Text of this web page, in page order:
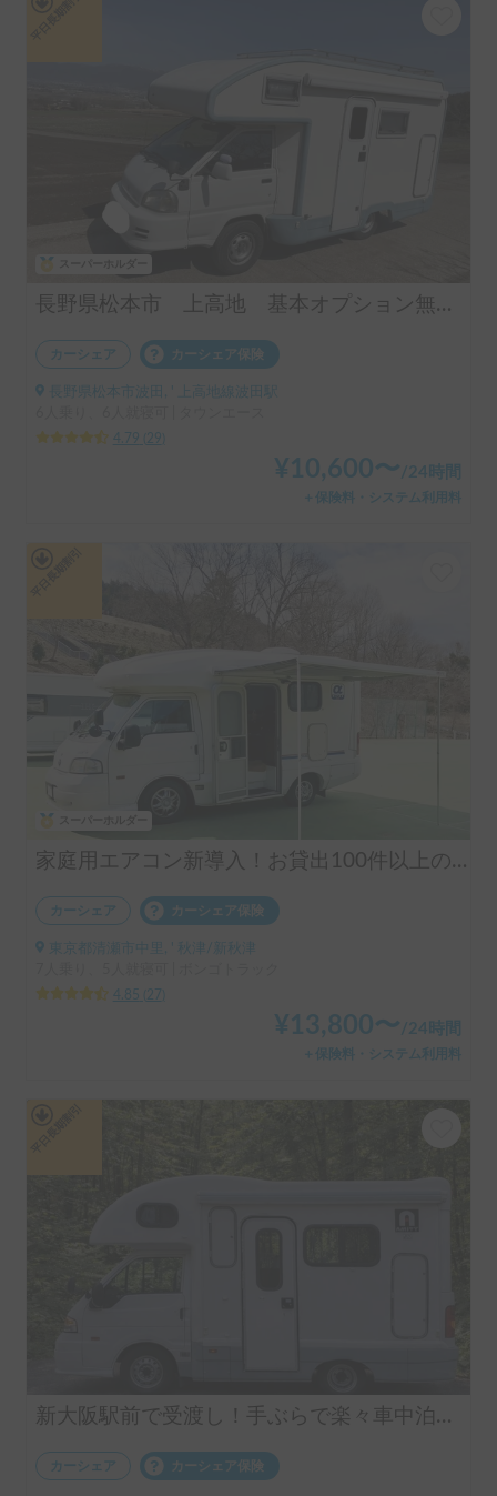
長野県松本市 上高地 基本オプション無料 24h受け渡しOK
カーシェア カーシェア保険
長野県松本市波田, ' 上高地線波田駅
4.79
29
¥ 10,600〜 /24時間
＋保険料・システム利用料
家庭用エアコン新導入！お貸出100件以上の実績！揺れや横風に強くミニバン感覚で運転！ペット大歓迎＆充実設備♪安心安全なダブルタイヤを装備したアルファSSSで快適な旅を！
カーシェア カーシェア保険
東京都清瀬市中里, ' 秋津/新秋津
4.85
27
¥ 13,800〜 /24時間
＋保険料・システム利用料
新大阪駅前で受渡し！手ぶらで楽々車中泊体験！
カーシェア カーシェア保険